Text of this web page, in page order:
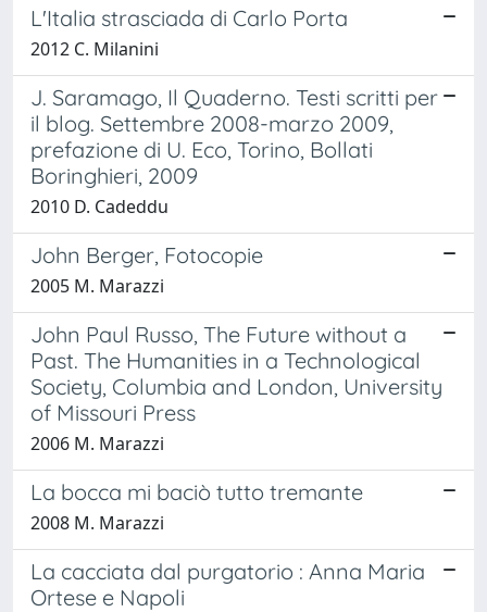
L'Italia strasciada di Carlo Porta
2012 C. Milanini
J. Saramago, Il Quaderno. Testi scritti per
il blog. Settembre 2008-marzo 2009,
prefazione di U. Eco, Torino, Bollati
Boringhieri, 2009
2010 D. Cadeddu
John Berger, Fotocopie
2005 M. Marazzi
John Paul Russo, The Future without a
Past. The Humanities in a Technological
Society, Columbia and London, University
of Missouri Press
2006 M. Marazzi
La bocca mi baciò tutto tremante
2008 M. Marazzi
La cacciata dal purgatorio : Anna Maria
Ortese e Napoli